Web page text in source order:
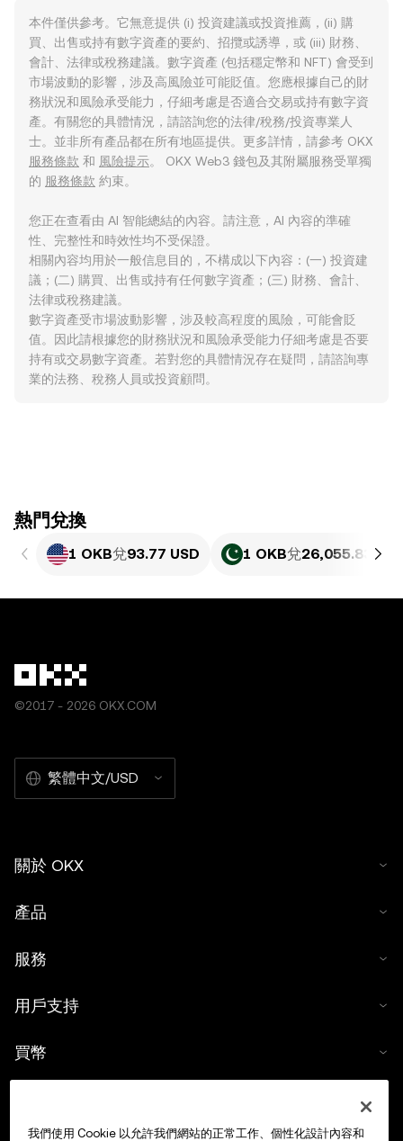
本件僅供參考。它無意提供 (i) 投資建議或投資推薦，(ii) 購
買、出售或持有數字資產的要約、招攬或誘導，或 (iii) 財務、
會計、法律或稅務建議。數字資產 (包括穩定幣和 NFT) 會受到
市場波動的影響，涉及高風險並可能貶值。您應根據自己的財
務狀況和風險承受能力，仔細考慮是否適合交易或持有數字資
產。有關您的具體情況，請諮詢您的法律/稅務/投資專業人
士。並非所有產品都在所有地區提供。更多詳情，請參考 OKX
服務條款 和 風險提示。 OKX Web3 錢包及其附屬服務受單獨
的 服務條款 約束。
您正在查看由 AI 智能總結的內容。請注意，AI 內容的準確
性、完整性和時效性均不受保證。
相關內容均用於一般信息目的，不構成以下內容：(一) 投資建
議；(二) 購買、出售或持有任何數字資產；(三) 財務、會計、
法律或稅務建議。
數字資產受市場波動影響，涉及較高程度的風險，可能會貶
值。因此請根據您的財務狀況和風險承受能力仔細考慮是否要
持有或交易數字資產。若對您的具體情況存在疑問，請諮詢專
業的法務、稅務人員或投資顧問。
ִִִִִִִִִִִִִִִִִִִִִִִִִִִִִִִִִִִִִִִִִִִִִִִִ熱門兌換
1 OKB兌93.77 USD 1 OKB兌26,055.83 PKR
©2017 - 2026 OKX.COM
繁體中文/USD
關於 OKX
產品
服務
用戶支持
買幣
我們使用 Cookie 以允許我們網站的正常工作、個性化設計內容和